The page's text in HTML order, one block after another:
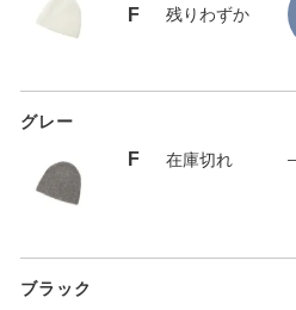
F 残りわずか
グレー
F 在庫切れ
ブラック